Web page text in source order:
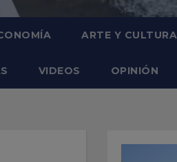
ARTE Y CULTURA
VIDEOS OPINIÓN